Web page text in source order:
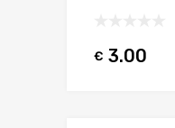
€ 3.00